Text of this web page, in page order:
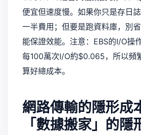
便宜但速度慢。如果你只是存日
一半費用；但要是跑資料庫，別
能保證效能。注意：EBS的I/O操
每100萬次I/O約$0.065，所以頻
算好總成本。
網路傳輸的隱形成
「數據搬家」的隱